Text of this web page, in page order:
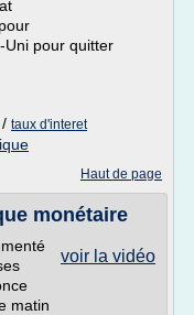
Uni pour quitter
/ taux d'interet
Haut de page
monétaire
voir la vidéo
matin